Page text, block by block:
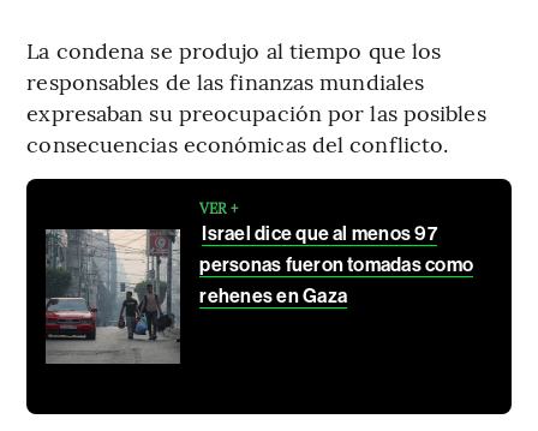
La condena se produjo al tiempo que los
responsables de las finanzas mundiales
expresaban su preocupación por las posibles
consecuencias económicas del conflicto.
VER +
Israel dice que al menos 97
personas fueron tomadas como
rehenes en Gaza